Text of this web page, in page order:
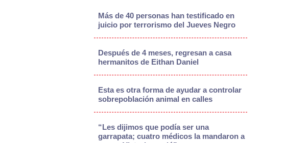
Más de 40 personas han testificado en
juicio por terrorismo del Jueves Negro
Después de 4 meses, regresan a casa
hermanitos de Eithan Daniel
Esta es otra forma de ayudar a controlar
sobrepoblación animal en calles
“Les dijimos que podía ser una
garrapata; cuatro médicos la mandaron a